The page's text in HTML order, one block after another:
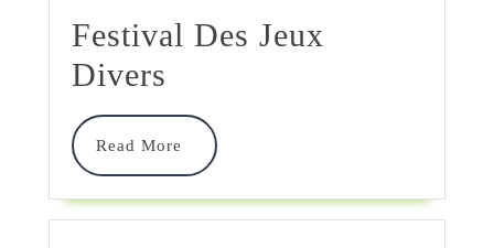
Festival Des Jeux
Divers
Des
Jeux
Divers
Read More
Read
More